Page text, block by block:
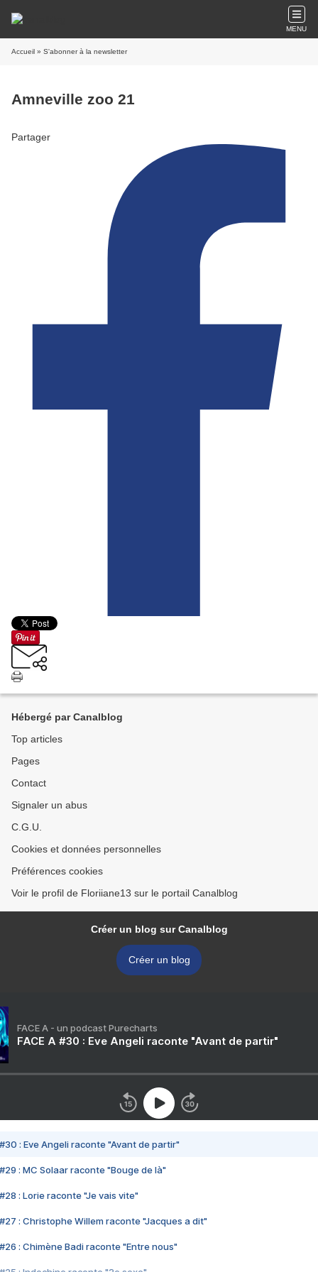
MENU
Accueil » S'abonner à la newsletter
Amneville zoo 21
Partager
Hébergé par Canalblog
Top articles
Pages
Contact
Signaler un abus
C.G.U.
Cookies et données personnelles
Préférences cookies
Voir le profil de Floriiane13 sur le portail Canalblog
Créer un blog sur Canalblog
Créer un blog
FACE A - un podcast Purecharts
FACE A #30 : Eve Angeli raconte "Avant de partir"
#30 : Eve Angeli raconte "Avant de partir"
#29 : MC Solaar raconte "Bouge de là"
#28 : Lorie raconte "Je vais vite"
#27 : Christophe Willem raconte "Jacques a dit"
#26 : Chimène Badi raconte "Entre nous"